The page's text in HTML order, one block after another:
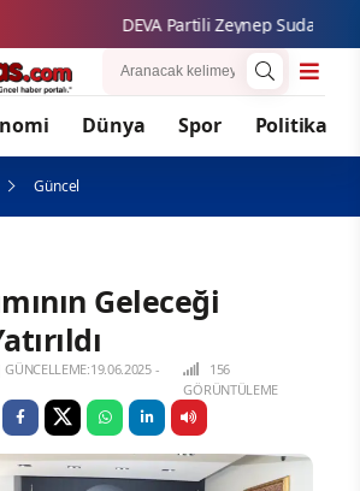
DEVA Partili Zeynep Sudan:
Dünya Spor Politika
Güncel
Geleceği
GÜNCELLEME:19.06.2025 -
156
GÖRÜNTÜLEME